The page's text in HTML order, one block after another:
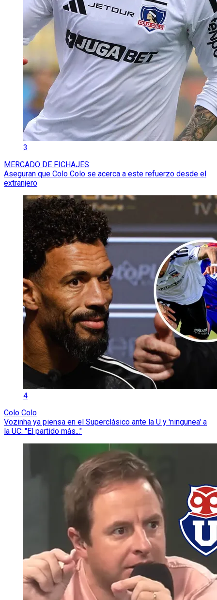
3
MERCADO DE FICHAJES
Aseguran que Colo Colo se acerca a este refuerzo desde el
extranjero
4
Colo Colo
Vozinha ya piensa en el Superclásico ante la U y 'ningunea' a
la UC: "El partido más..."